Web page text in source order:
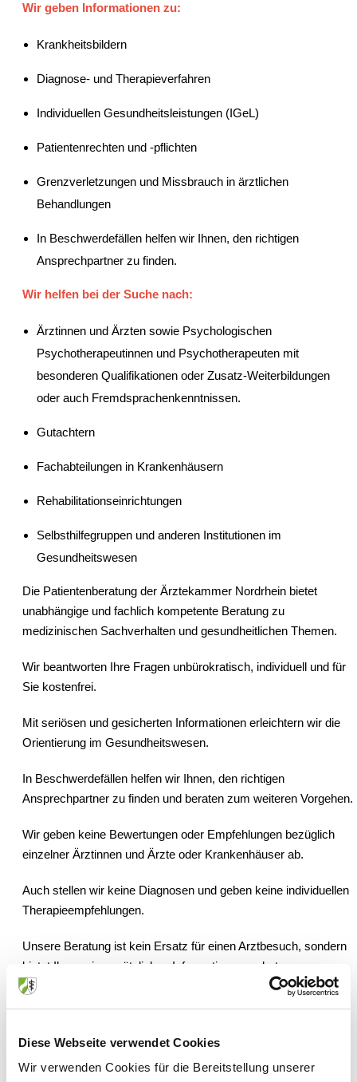
Diese Webseite verwendet Cookies
Wir verwenden Cookies für die Bereitstellung unserer
Wir geben Informationen zu:
Krankheitsbildern
Diagnose- und Therapieverfahren
Individuellen Gesundheitsleistungen (IGeL)
Patientenrechten und -pflichten
Grenzverletzungen und Missbrauch in ärztlichen
Behandlungen
In Beschwerdefällen helfen wir Ihnen, den richtigen
Ansprechpartner zu finden.
Wir helfen bei der Suche nach:
Ärztinnen und Ärzten sowie Psychologischen
Psychotherapeutinnen und Psychotherapeuten mit
besonderen Qualifikationen oder Zusatz-Weiterbildungen
oder auch Fremdsprachenkenntnissen.
Gutachtern
Fachabteilungen in Krankenhäusern
Rehabilitationseinrichtungen
Selbsthilfegruppen und anderen Institutionen im
Gesundheitswesen
Die Patientenberatung der Ärztekammer Nordrhein bietet
unabhängige und fachlich kompetente Beratung zu
medizinischen Sachverhalten und gesundheitlichen Themen.
Wir beantworten Ihre Fragen unbürokratisch, individuell und für
Sie kostenfrei.
Mit seriösen und gesicherten Informationen erleichtern wir die
Orientierung im Gesundheitswesen.
In Beschwerdefällen helfen wir Ihnen, den richtigen
Ansprechpartner zu finden und beraten zum weiteren Vorgehen.
Wir geben keine Bewertungen oder Empfehlungen bezüglich
einzelner Ärztinnen und Ärzte oder Krankenhäuser ab.
Auch stellen wir keine Diagnosen und geben keine individuellen
Therapieempfehlungen.
Unsere Beratung ist kein Ersatz für einen Arztbesuch, sondern
bietet Ihnen ein zusätzliches Informationsangebot.